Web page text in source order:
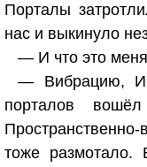
Порталы
нас и выкинуло
— И что это
— Вибрацию,
порталов
тоже